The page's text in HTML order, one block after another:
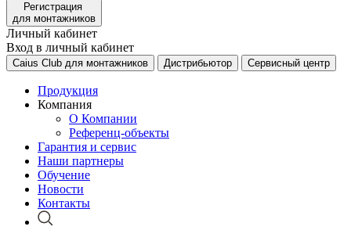
Регистрация
для монтажников
Личный кабинет
Вход в личный кабинет
Caius Club для монтажников Дистрибьютор Сервисный центр
Продукция
Компания
О Компании
Референц-объекты
Гарантия и сервис
Наши партнеры
Обучение
Новости
Контакты